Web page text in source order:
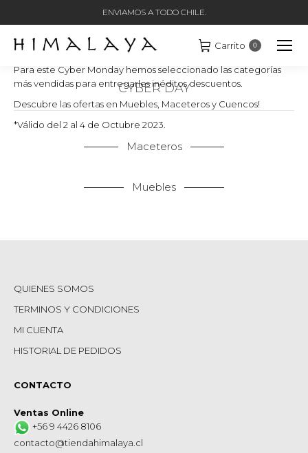
ENVIAMOS A TODO CHILE.
Carrito 0
CYBER DAY
Estás aquí:
Para este Cyber Monday hemos seleccionado las categorías
más vendidas para entregarles inéditos descuentos.
Descubre las ofertas en Muebles, Maceteros y Cuencos!
*Válido del 2 al 4 de Octubre 2023.
Maceteros
Muebles
QUIENES SOMOS
TERMINOS Y CONDICIONES
MI CUENTA
HISTORIAL DE PEDIDOS
CONTACTO
Ventas Online
+56 9 4426 8106
contacto@tiendahimalaya.cl